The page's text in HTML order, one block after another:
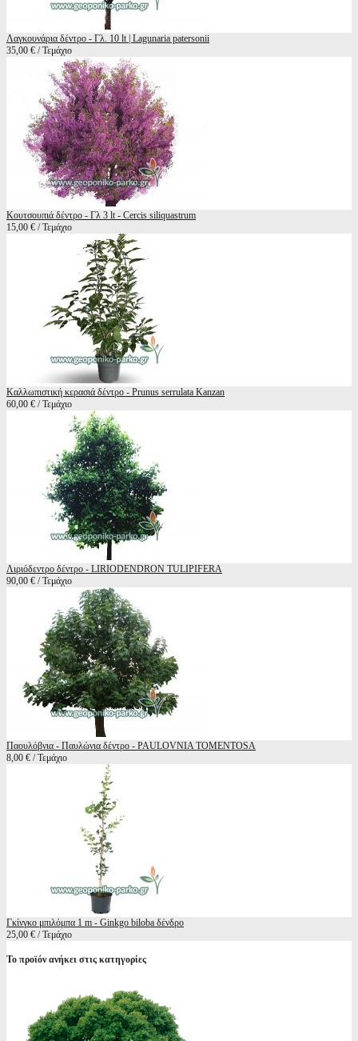
Λαγκουνάρια δέντρο - Γλ. 10 lt | Lagunaria patersonii
35,00 € / Τεμάχιο
Κουτσουπιά δέντρο - Γλ 3 lt - Cercis siliquastrum
15,00 € / Τεμάχιο
Καλλωπιστική κερασιά δέντρο - Prunus serrulata Kanzan
60,00 € / Τεμάχιο
Λιριόδεντρο δέντρο - LIRIODENDRON TULIPIFERA
90,00 € / Τεμάχιο
Παουλόβνια - Παυλώνια δέντρο - PAULOVNIA TOMENTOSA
8,00 € / Τεμάχιο
Γκίνγκο μπιλόμπα 1 m - Ginkgo biloba δένδρο
25,00 € / Τεμάχιο
Το προϊόν ανήκει στις κατηγορίες